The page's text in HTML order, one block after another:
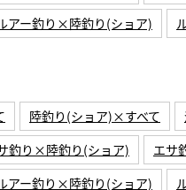
アー釣り×陸釣り(ショア)
陸釣り(ショア)×すべて
釣り×陸釣り(ショア) エサ
アー釣り×陸釣り(ショア)